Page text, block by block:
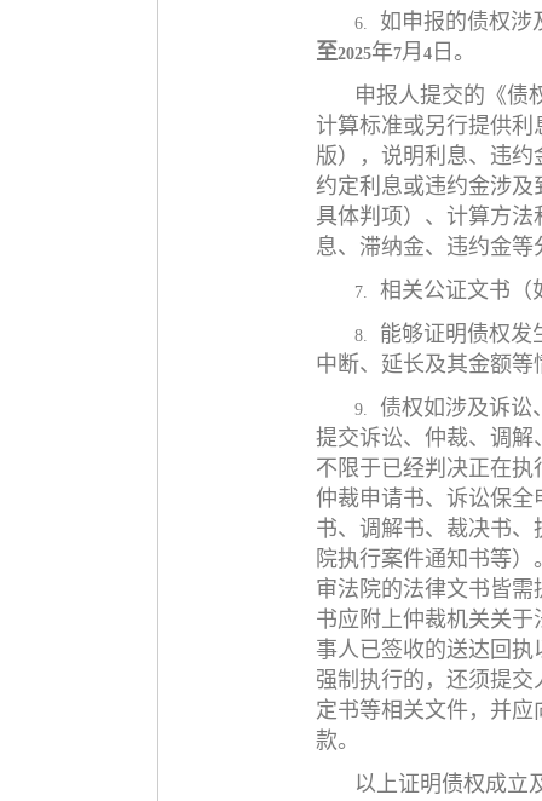
6.
如申报的债权涉
至2025年7月 4 日 。
申报人提交的《债
计算标准或另行提供
版），说明利息、违
约定利息或违约金涉
具体判项）、计算方
息、滞纳金、违约金等
7. 相关公证文书（
8.
能够证明债权发
中断、延长及其金额
9.
债权如涉及诉讼
提交诉讼、仲裁、调
不限于已经判决正在
仲裁申请书、诉讼保
书、调解书、裁决书
院执行案件通知书等
审法院的法律文书皆
书应附上仲裁机关关
事人已签收的送达回
强制执行的，还须提
定书等相关文件，并
款。
以上证明债权成立